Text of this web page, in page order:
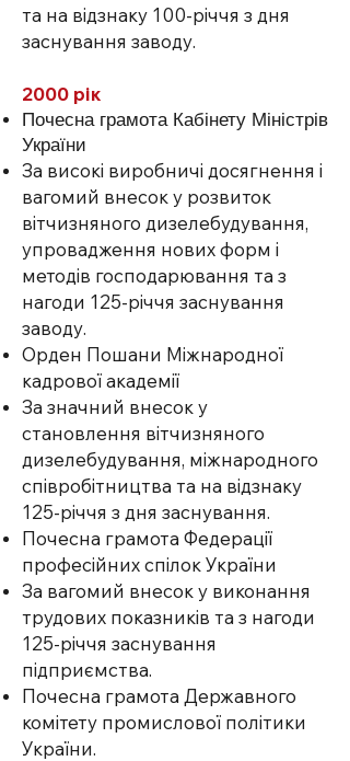
та на відзнаку 100-річчя з дня
заснування заводу.
2000 рік
Почесна грамота Кабінету Міністрів
України
За високі виробничі досягнення і
вагомий внесок у розвиток
вітчизняного дизелебудування,
упровадження нових форм і
методів господарювання та з
нагоди 125-річчя заснування
заводу.
Орден Пошани Міжнародної
кадрової академії
За значний внесок у
становлення вітчизняного
дизелебудування, міжнародного
співробітництва та на відзнаку
125-річчя з дня заснування.
Почесна грамота Федерації
професійних спілок України
За вагомий внесок у виконання
трудових показників та з нагоди
125-річчя заснування
підприємства.
Почесна грамота Державного
комітету промислової політики
України.